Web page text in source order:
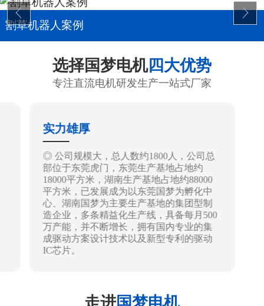
割草机器人案例
选择国梦电机四大优势
专注直流电机研发生产一站式厂家
实力雄厚
◎ 公司规模大，总人数约1800人，公司总
部位于东莞虎门，东莞生产基地占地约
18000平方米，湖南生产基地占地约88000
平方米，已发展成为以东莞国梦为孵化中
心、湖南国梦为主要生产基地的集团型制
造企业，多条精益化生产线，具备每月500
万产能，并不断增长，拥有国内专业的集
成驱动方案设计技术以及新型专利的驱动
IC芯片。
走进国梦电机